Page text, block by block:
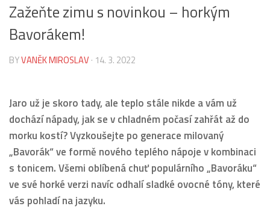
Zažeňte zimu s novinkou – horkým
Bavorákem!
BYVANĚK MIROSLAV · 14. 3. 2022
Jaro už je skoro tady, ale teplo stále nikde a vám už
dochází nápady, jak se v chladném počasí zahřát až do
morku kostí? Vyzkoušejte po generace milovaný
„Bavorák“ ve formě nového teplého nápoje v kombinaci
s tonicem. Všemi oblíbená chuť populárního „Bavoráku“
ve své horké verzi navíc odhalí sladké ovocné tóny, které
vás pohladí na jazyku.